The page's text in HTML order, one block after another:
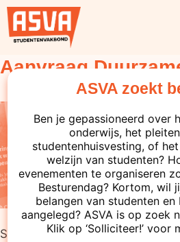
Aanvraag
Sinds dit jaar reserveert ASVA
ASVA zoekt
Ben je gepassioneerd over
onderwijs, het
studentenhuisvesting, of
welzijn van studenten?
evenementen te organiseren
Besturendag? Kortom, wil
belangen van studenten
aangelegd? ASVA is op zoek
Klik op ‘Solliciteer!’ voor